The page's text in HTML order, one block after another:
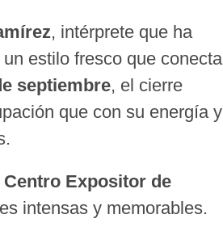
, intérprete que ha
estilo fresco que conecta
septiembre, el cierre
que con su energía y
Centro Expositor de
intensas y memorables.